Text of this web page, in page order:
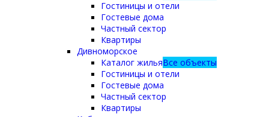
Гостиницы и отели
Гостевые дома
Частный сектор
Квартиры
Дивноморское
Каталог жильяВсе объекты
Гостиницы и отели
Гостевые дома
Частный сектор
Квартиры